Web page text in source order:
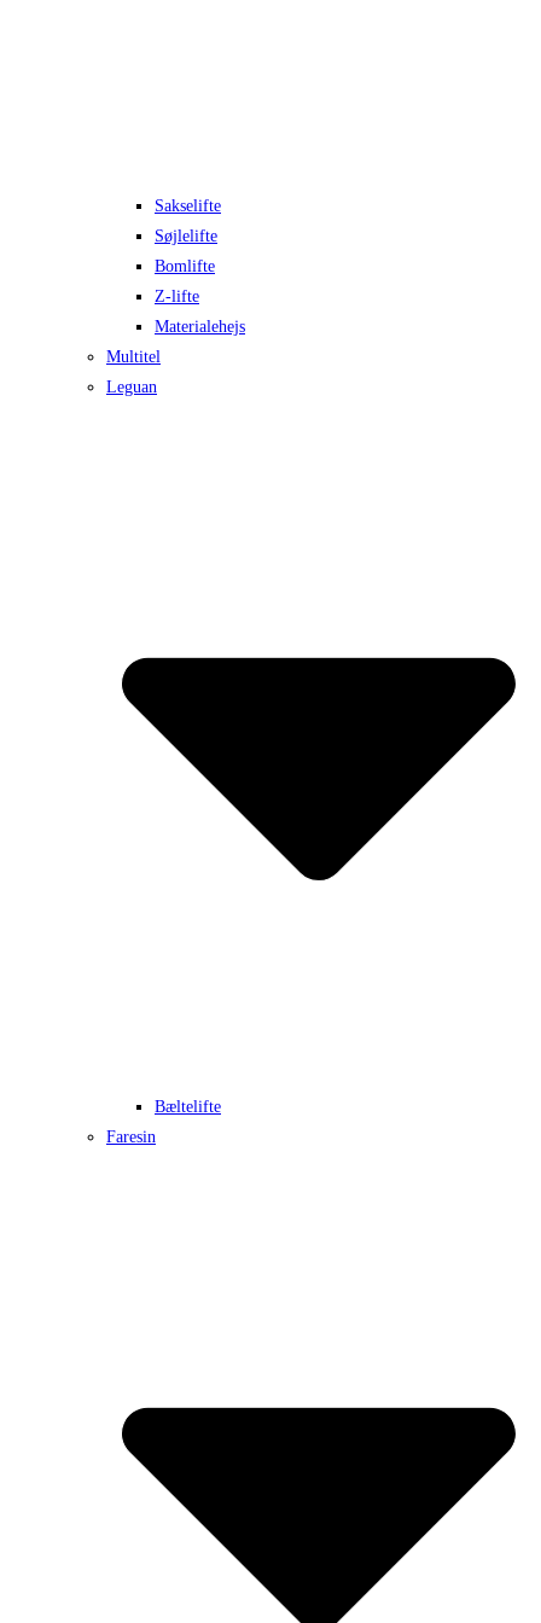
Sakselifte
Søjlelifte
Bomlifte
Z-lifte
Materialehejs
Multitel
Leguan
Bæltelifte
Faresin